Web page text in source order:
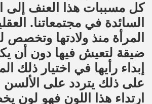
كل مسببات هذا العنف إلى
السائدة في مجتمعاتنا.
المرأة منذ ولادتها وتخصص
ضيقة لتعيش فيها دون أن
إبداء رأيها في اختيار ذلك
على ذلك يتردد على الألسن
ارتداء هذا اللون فهو لون